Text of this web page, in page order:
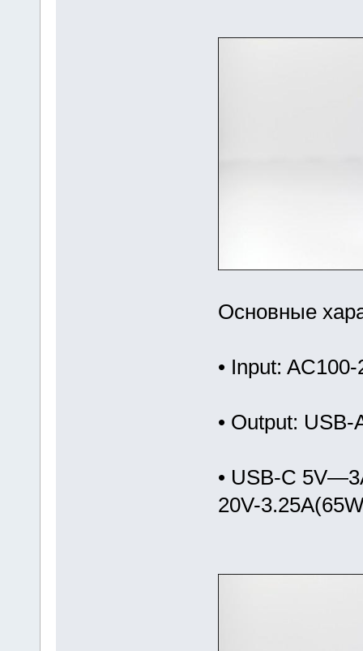
Основные
• Input:
• Output:
• USB-C
20V-